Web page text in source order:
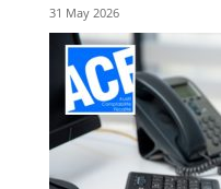
31 May 2026